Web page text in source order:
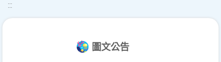
:::
圖文公告